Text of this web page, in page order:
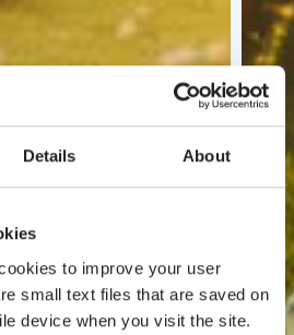
Details About
to improve your user
small text files that are saved on
device when you visit the site.